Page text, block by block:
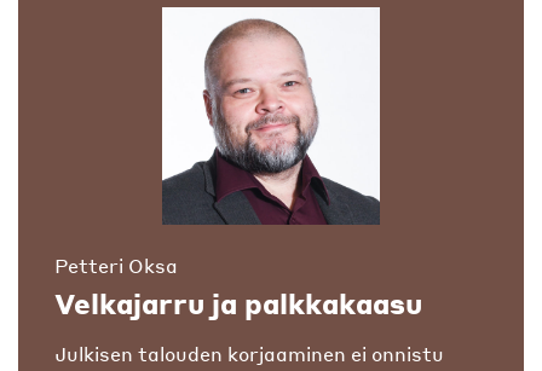
Petteri Oksa
Velkajarru ja palkkakaasu
Julkisen talouden korjaaminen ei onnistu